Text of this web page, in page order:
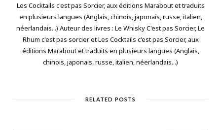
Les Cocktails c'est pas Sorcier, aux éditions Marabout et traduits
en plusieurs langues (Anglais, chinois, japonais, russe, italien,
néerlandais...) Auteur des livres : Le Whisky C'est pas Sorcier, Le
Rhum c'est pas sorcier et Les Cocktails c'est pas Sorcier, aux
éditions Marabout et traduits en plusieurs langues (Anglais,
chinois, japonais, russe, italien, néerlandais...)
RELATED POSTS